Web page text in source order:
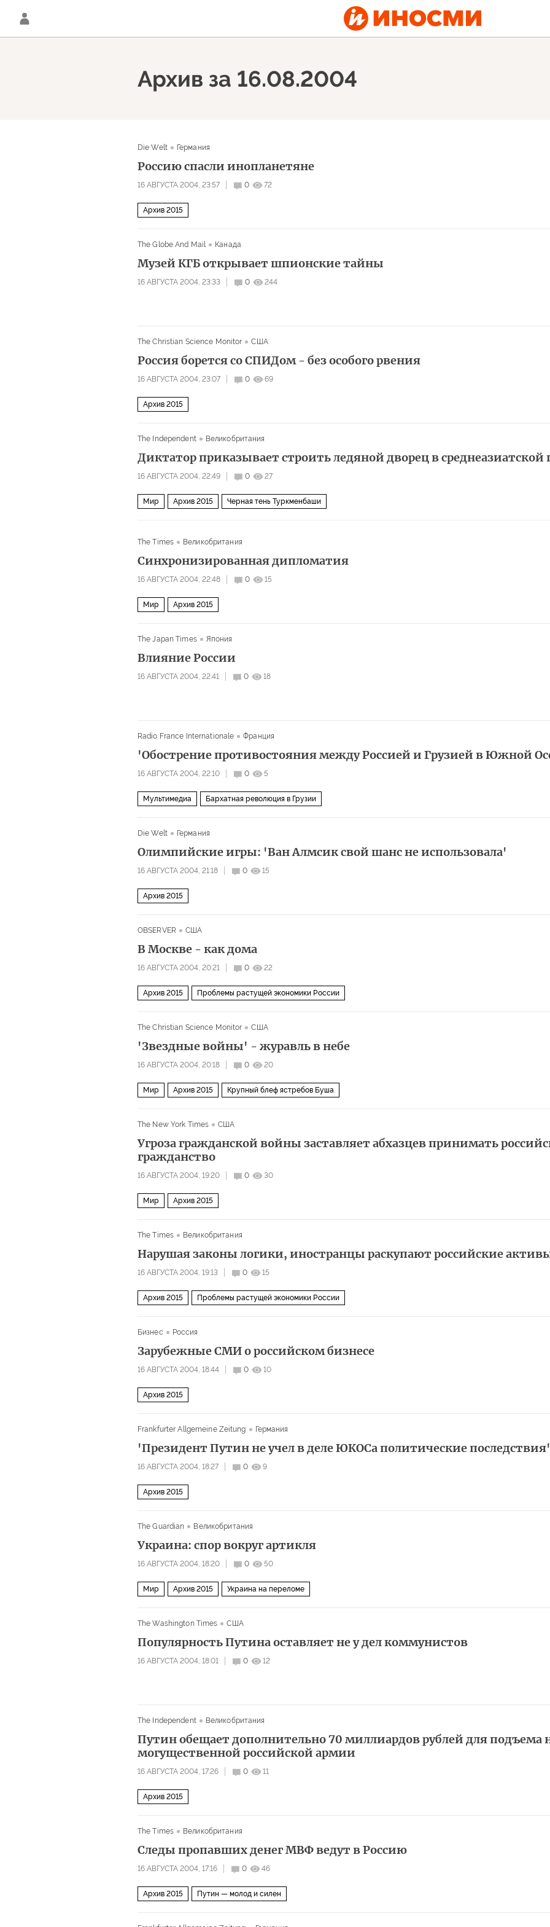
Архив за 16.08.2004
Die Welt Германия
Россию спасли инопланетяне
16 АВГУСТА 2004, 23:57 0 72
Архив 2015
The Globe And Mail Канада
Музей КГБ открывает шпионские тайны
16 АВГУСТА 2004, 23:33 0 244
The Christian Science Monitor США
Россия борется со СПИДом - без особого рвения
16 АВГУСТА 2004, 23:07 0 69
Архив 2015
The Independent Великобритания
Диктатор приказывает строить ледяной дворец в среднеазиатской
16 АВГУСТА 2004, 22:49 0 27
Мир Архив 2015 Черная тень Туркменбаши
The Times Великобритания
Синхронизированная дипломатия
16 АВГУСТА 2004, 22:48 0 15
Мир Архив 2015
The Japan Times Япония
Влияние России
16 АВГУСТА 2004, 22:41 0 18
Radio France Internationale Франция
'Обострение противостояния между Россией и Грузией в Южной
16 АВГУСТА 2004, 22:10 0 5
Мультимедиа Бархатная революция в Грузии
Die Welt Германия
Олимпийские игры: 'Ван Алмсик свой шанс не использовала'
16 АВГУСТА 2004, 21:18 0 15
Архив 2015
OBSERVER США
В Москве - как дома
16 АВГУСТА 2004, 20:21 0 22
Архив 2015 Проблемы растущей экономики России
The Christian Science Monitor США
'Звездные войны' - журавль в небе
16 АВГУСТА 2004, 20:18 0 20
Мир Архив 2015 Крупный блеф ястребов Буша
The New York Times США
Угроза гражданской войны заставляет абхазцев принимать
гражданство
16 АВГУСТА 2004, 19:20 0 30
Мир Архив 2015
The Times Великобритания
Нарушая законы логики, иностранцы раскупают российские
16 АВГУСТА 2004, 19:13 0 15
Архив 2015 Проблемы растущей экономики России
Бизнес Россия
Зарубежные СМИ о российском бизнесе
16 АВГУСТА 2004, 18:44 0 10
Архив 2015
Frankfurter Allgemeine Zeitung Германия
'Президент Путин не учел в деле ЮКОСа политические последствия'
16 АВГУСТА 2004, 18:27 0 9
Архив 2015
The Guardian Великобритания
Украина: спор вокруг артикля
16 АВГУСТА 2004, 18:20 0 50
Мир Архив 2015 Украина на переломе
The Washington Times США
Популярность Путина оставляет не у дел коммунистов
16 АВГУСТА 2004, 18:01 0 12
The Independent Великобритания
Путин обещает дополнительно 70 миллиардов рублей для подъема
могущественной российской армии
16 АВГУСТА 2004, 17:26 0 11
Архив 2015
The Times Великобритания
Следы пропавших денег МВФ ведут в Россию
16 АВГУСТА 2004, 17:16 0 46
Архив 2015 Путин — молод и силен